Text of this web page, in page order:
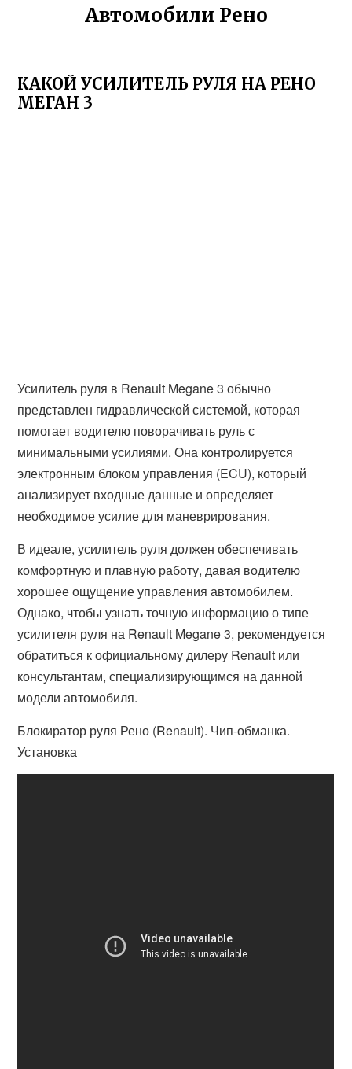
Автомобили Рено
КАКОЙ УСИЛИТЕЛЬ РУЛЯ НА РЕНО
МЕГАН 3
Усилитель руля в Renault Megane 3 обычно
представлен гидравлической системой, которая
помогает водителю поворачивать руль с
минимальными усилиями. Она контролируется
электронным блоком управления (ECU), который
анализирует входные данные и определяет
необходимое усилие для маневрирования.
В идеале, усилитель руля должен обеспечивать
комфортную и плавную работу, давая водителю
хорошее ощущение управления автомобилем.
Однако, чтобы узнать точную информацию о типе
усилителя руля на Renault Megane 3, рекомендуется
обратиться к официальному дилеру Renault или
консультантам, специализирующимся на данной
модели автомобиля.
Блокиратор руля Рено (Renault). Чип-обманка.
Установка